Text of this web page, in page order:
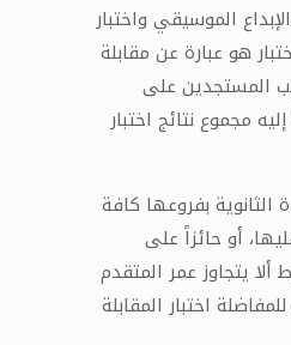
الموهبة والإبداع الموسيقي واختبار
هو عبارة عن مقابلة
المستجدين على
الطالب في الشهادة الثانوية بنسبة 40% من العلامة مضافاً إليه مجموع نتائج اختبار
بفروعها كافة
الحصول عليها، أو حائزاً على
اللغتين التي لم يختارها الطالب للمفاضلة، وتخفيض معدل الشهادة بنسبة 10%، كما يشترط ألا يتجاوز عمر المتقدم
اختبار المقابلة